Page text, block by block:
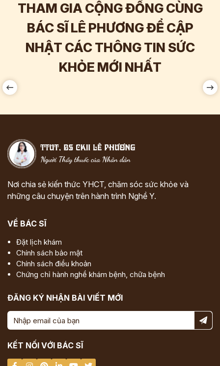
THAM GIA CỘNG ĐỒNG CÙNG
BÁC SĨ LÊ PHƯƠNG ĐỂ CẬP
NHẬT CÁC THÔNG TIN SỨC
KHỎE MỚI NHẤT
Tương tác
Nơi chia sẻ kiến thức YHCT, chăm sóc sức khỏe và
những câu chuyện trên hành trình Nghề Y.
VỀ BÁC SĨ
Đặt lịch khám
Chính sách bảo mật
Chính sách điều khoản
Chứng chỉ hành nghề khám bệnh, chữa bệnh
ĐĂNG KÝ NHẬN BÀI VIẾT MỚI
KẾT NỐI VỚI BÁC SĨ